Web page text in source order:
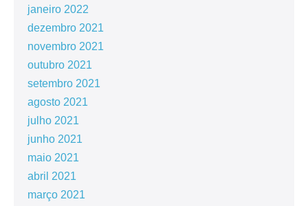
janeiro 2022
dezembro 2021
novembro 2021
outubro 2021
setembro 2021
agosto 2021
julho 2021
junho 2021
maio 2021
abril 2021
março 2021